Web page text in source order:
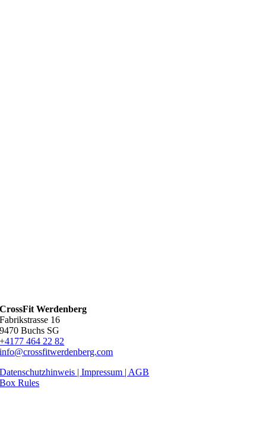
CrossFit Werdenberg
Fabrikstrasse 16
9470 Buchs SG
+4177 464 22 82
info@crossfitwerdenberg.com
Datenschutzhinweis | Impressum | AGB
Box Rules